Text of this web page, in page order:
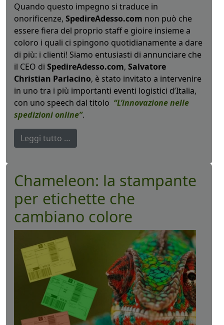
Quando questo impegno si traduce in
onorificenze, SpedireAdesso.com non può che
essere fiera del proprio staff e gioire insieme a
coloro i quali ci spingono quotidianamente a dare
di più: i clienti! Siamo entusiasti di annunciare che
il CEO di SpedireAdesso.com, Salvatore
Christian Parlacino, è stato invitato a intervenire
in uno tra i più importanti eventi logistici d’Italia,
con uno speech dal titolo “L’innovazione nelle
spedizioni online”.
Leggi tutto …
Chameleon: la stampante
per etichette che
cambiano colore